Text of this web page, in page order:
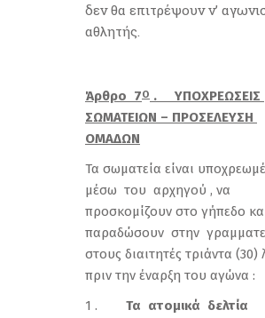
δεν θα επιτρέψουν ν’
αθλητής.
Άρθρο 7Ο . ΥΠΟΧΡΕΩΣΕΙΣ
ΣΩΜΑΤΕΙΩΝ – ΠΡΟΣΕΛΕΥΣΗ
ΟΜΑΔΩΝ
Τα σωματεία είναι
μέσω του αρχηγού , να
προσκομίζουν στο γήπεδο
παραδώσουν στην
στους διαιτητές τριάντα (30)
πριν την έναρξη του αγώνα :
1 . Τα ατομικά δελτία